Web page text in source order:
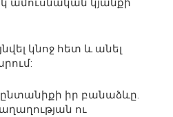
ամուսնական կյանքի
կնոջ հետ և անել
ընտանիքի իր բանաձևը.
ու